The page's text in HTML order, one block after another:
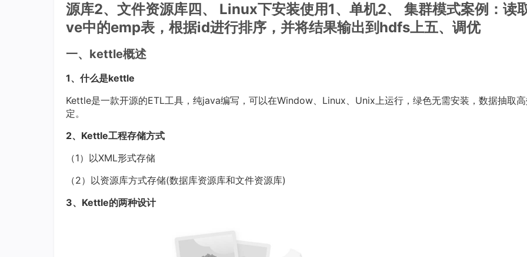
源库2、文件资源库四、 Linux下安装使用1、单机2、 集群模式案例：读
ve中的emp表，根据id进行排序，并将结果输出到hdfs上五、调优
一、kettle概述
1、什么是kettle
Kettle是一款开源的ETL工具，纯java编写，可以在Window、Linux、Unix上运行，绿色无需安装，数据抽取
定。
2、Kettle工程存储方式
（1）以XML形式存储
（2）以资源库方式存储(数据库资源库和文件资源库)
3、Kettle的两种设计